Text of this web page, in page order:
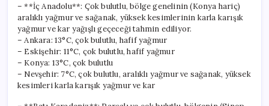
– **İç Anadolu**: Çok bulutlu, bölge genelinin (Konya hariç)
aralıklı yağmur ve sağanak, yüksek kesimlerinin karla karışık
yağmur ve kar yağışlı geçeceği tahmin ediliyor.
– Ankara: 13°C, çok bulutlu, hafif yağmur
– Eskişehir: 11°C, çok bulutlu, hafif yağmur
– Konya: 13°C, çok bulutlu
– Nevşehir: 7°C, çok bulutlu, aralıklı yağmur ve sağanak, yüksek
kesimleri karla karışık yağmur ve kar